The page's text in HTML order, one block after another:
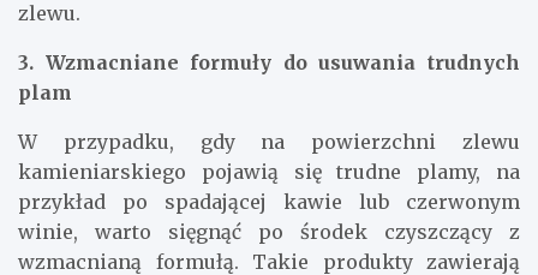
zlewu.
3. Wzmacniane formuły do usuwania trudnych
plam
W przypadku, gdy na powierzchni zlewu
kamieniarskiego pojawią się trudne plamy, na
przykład po spadającej kawie lub czerwonym
winie, warto sięgnąć po środek czyszczący z
wzmacnianą formułą. Takie produkty zawierają